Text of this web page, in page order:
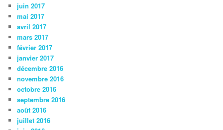
juin 2017
mai 2017
avril 2017
mars 2017
février 2017
janvier 2017
décembre 2016
novembre 2016
octobre 2016
septembre 2016
août 2016
juillet 2016